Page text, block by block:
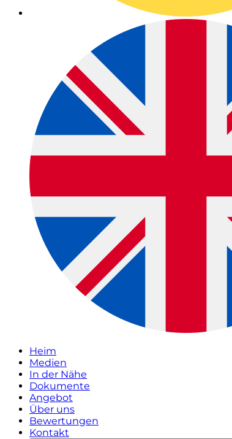
Heim
Medien
In der Nähe
Dokumente
Angebot
Über uns
Bewertungen
Kontakt